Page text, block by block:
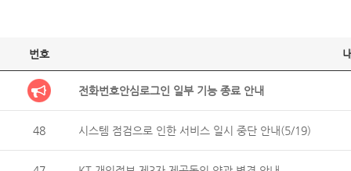
번호
전화번호안심로그인 일부 기능 종료 안내
48 시스템 점검으로 인한 서비스 일시 중단 안내(5/19)